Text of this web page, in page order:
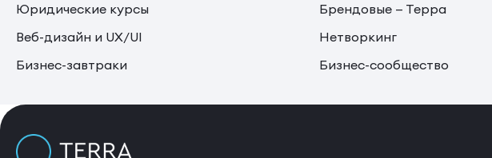
Юридические курсы
Брендовые — Терра
Веб-дизайн и UX/UI
Нетворкинг
Бизнес-завтраки
Бизнес-сообщество